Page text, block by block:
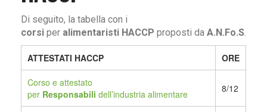
Di seguito, la tabella con i
corsi per alimentaristi HACCP proposti da A.N.Fo.S.
ATTESTATI HACCP ORE
Corso e attestato
per Responsabili dell’industria alimentare 8/12